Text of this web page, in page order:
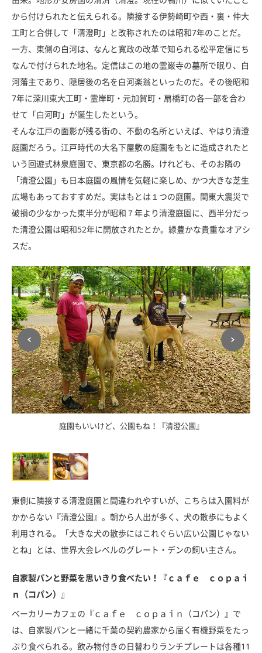
から付けられたと伝えられる。隣接する伊勢崎町や西・裏・仲大
工町と合併して「清澄町」と改称されたのは昭和7年のことだ。
一方、東側の白河は、なんと寛政の改革で知られる松平定信にち
なんで付けられた地名。定信はこの地の霊巌寺の墓所で眠り、白
河藩主であり、隠居後の名を白河楽翁といったのだ。その後昭和
7年に深川東大工町・霊岸町・元加賀町・扇橋町の各一部を合わ
せて「白河町」が誕生したという。
そんな江戸の面影が残る街の、不動の名所といえば、やはり清澄
庭園だろう。江戸時代の大名下屋敷の庭園をもとに造成されたと
いう回遊式林泉庭園で、東京都の名勝。けれども、そのお隣の
「清澄公園」も日本庭園の風情を気軽に楽しめ、かつ大きな芝生
広場もあっておすすめだ。実はもとは１つの庭園。関東大震災で
破損の少なかった東半分が昭和７年より清澄庭園に、西半分だっ
た清澄公園は昭和52年に開放されたとか。緑豊かな貴重なオアシ
スだ。
庭園もいいけど、公園もね！『清澄公園』
東側に隣接する清澄庭園と間違われやすいが、こちらは入園料が
かからない『清澄公園』。朝から人出が多く、犬の散歩にもよく
利用される。「大きな犬の散歩にはこれぐらい広い公園じゃない
とね」とは、世界大会レベルのグレート・デンの飼い主さん。
自家製パンと野菜を思いきり食べたい！『ｃａｆｅ ｃｏｐａｉ
ｎ（コパン）』
ベーカリーカフェの『ｃａｆｅ ｃｏｐａｉｎ（コパン）』で
は、自家製パンと一緒に千葉の契約農家から届く有機野菜をたっ
ぷり食べられる。飲み物付きの日替わりランチプレートは各種11